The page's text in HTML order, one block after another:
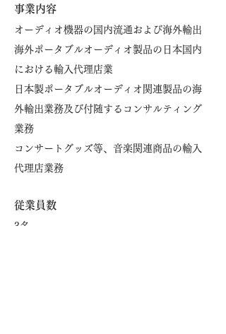
事業内容
オーディオ機器の国内流通および海外輸出
海外ポータブルオーディオ製品の日本国内
における輸入代理店業
​日本製ポータブルオーディオ関連製品の海
外輸出業務及び付随するコンサルティング
業務
​コンサートグッズ等、音楽関連商品の輸入
代理店業務
従業員数
3名